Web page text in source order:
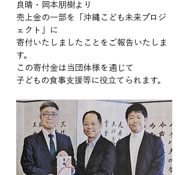
良晴・岡本朋樹より
売上金の一部を「沖縄こども未来プロジ
ェクト」に
寄付いたしましたことをご報告いたしま
す。
この寄付金は当団体様を通じて
子どもの食事支援等に役立てられます。